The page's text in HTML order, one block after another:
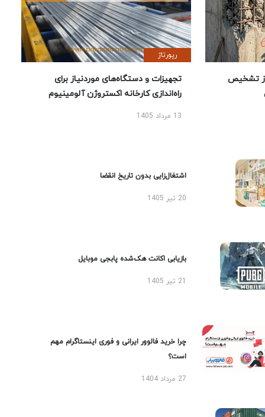
تشخیص
رپورتاژ
تجهیزات و دستگاه‌های موردنیاز برای
راه‌اندازی کارخانه اکستروژن آلومینیوم
13 مرداد 1405
اشتغال‌زایی بدون تاریخ انقضا
20 تیر 1405
بازیابی اکانت هک‌شده پابجی موبایل
چرا خرید فالوور ایرانی و فوری اینستاگرام مهم
است؟
27 مرداد 1404